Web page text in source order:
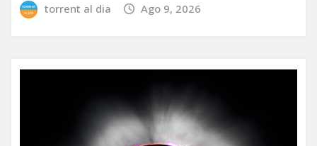
torrent al dia Ago 9, 2026